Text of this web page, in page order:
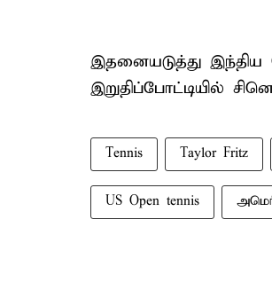
இதனையடுத்து இந்திய
இறுதிப்போட்டியில்
Tennis Taylor Fritz
US Open tennis